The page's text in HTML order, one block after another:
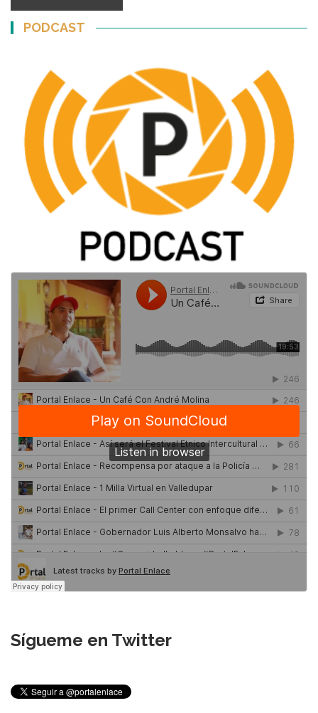
PODCAST
Sígueme en Twitter